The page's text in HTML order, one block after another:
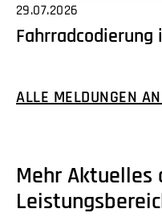
29.07.2026
Fahrradcodierung
ALLE MELDUNGEN
Mehr Aktuelles